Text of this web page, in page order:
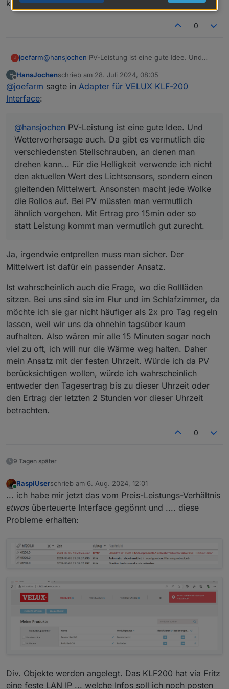
kommt man vermutlich gut zurecht.
0
J joefarm@hansjochen PV-Leistung ist eine gute Idee. Und
verschiedensten Stellschrauben, an denen man
drehen kann... Für die Helligkeit verwende ich nicht
vorgehen. Mit Ertrag pro 15min oder so statt Leistung
kommt man vermutlich gut zurecht.
H
Offline
HansJochenschrieb am 28. Juli 2024, 08:05
zuletzt editiert von
@joefarm sagte in Adapter für VELUX KLF-200
Interface:
@hansjochen PV-Leistung ist eine gute Idee. Und
Wettervorhersage auch. Da gibt es vermutlich die
verschiedensten Stellschrauben, an denen man
drehen kann... Für die Helligkeit verwende ich nicht
den aktuellen Wert des Lichtsensors, sondern einen
gleitenden Mittelwert. Ansonsten macht jede Wolke
die Rollos auf. Bei PV müssten man vermutlich
ähnlich vorgehen. Mit Ertrag pro 15min oder so
statt Leistung kommt man vermutlich gut zurecht.
Ja, irgendwie entprellen muss man sicher. Der
Mittelwert ist dafür ein passender Ansatz.
Ist wahrscheinlich auch die Frage, wo die Rollläden
sitzen. Bei uns sind sie im Flur und im Schlafzimmer, da
möchte ich sie gar nicht häufiger als 2x pro Tag regeln
lassen, weil wir uns da ohnehin tagsüber kaum
aufhalten. Also wären mir alle 15 Minuten sogar noch
viel zu oft, ich will nur die Wärme weg halten. Daher
mein Ansatz mit der festen Uhrzeit. Würde ich da PV
berücksichtigen wollen, würde ich wahrscheinlich
entweder den Tagesertrag bis zu dieser Uhrzeit oder
den Ertrag der letzten 2 Stunden vor dieser Uhrzeit
betrachten.
0
9 Tagen später
Online
RaspiUserschrieb am 6. Aug. 2024, 12:01
zuletzt editiert von
... ich habe mir jetzt das vom Preis-Leistungs-Verhältnis
etwas überteuerte Interface gegönnt und .... diese
Probleme erhalten:
Div. Objekte werden angelegt. Das KLF200 hat via Fritz
eine feste LAN IP ... welche Infos soll ich noch posten